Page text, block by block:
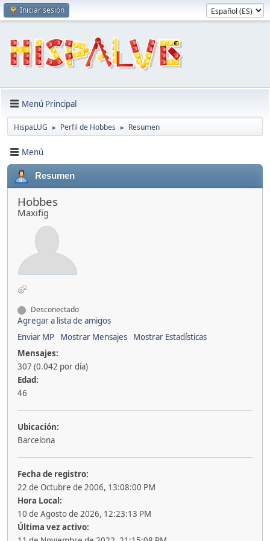
Iniciar sesión
Menú Principal
HispaLUG ► Perfil de Hobbes ► Resumen
Menú
Resumen
Hobbes
Maxifig
Desconectado
Agregar a lista de amigos
Enviar MP
Mostrar Mensajes
Mostrar Estadísticas
Mensajes:
307 (0.042 por día)
Edad:
46
Ubicación:
Barcelona
Fecha de registro:
22 de Octubre de 2006, 13:08:00 PM
Hora Local:
10 de Agosto de 2026, 12:23:13 PM
Última vez activo: